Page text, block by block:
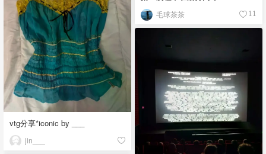
毛球茶茶 11
vtg分享*iconic by ___
jin___